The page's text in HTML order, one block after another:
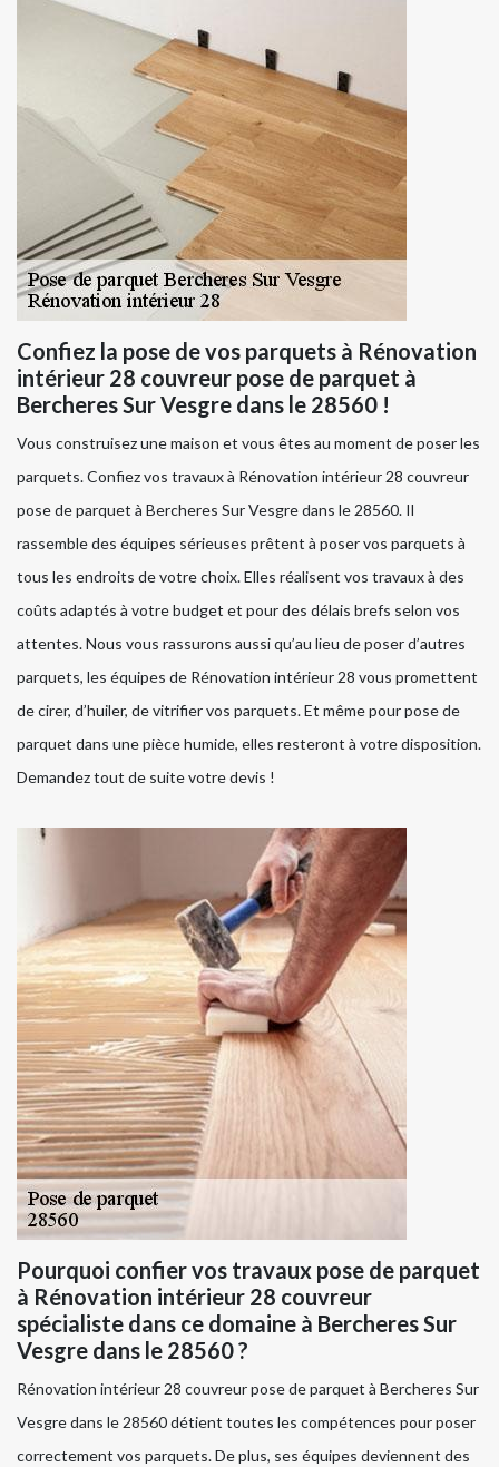
Confiez la pose de vos parquets à Rénovation
intérieur 28 couvreur pose de parquet à
Bercheres Sur Vesgre dans le 28560 !
Vous construisez une maison et vous êtes au moment de poser les
parquets. Confiez vos travaux à Rénovation intérieur 28 couvreur
pose de parquet à Bercheres Sur Vesgre dans le 28560. Il
rassemble des équipes sérieuses prêtent à poser vos parquets à
tous les endroits de votre choix. Elles réalisent vos travaux à des
coûts adaptés à votre budget et pour des délais brefs selon vos
attentes. Nous vous rassurons aussi qu’au lieu de poser d’autres
parquets, les équipes de Rénovation intérieur 28 vous promettent
de cirer, d’huiler, de vitrifier vos parquets. Et même pour pose de
parquet dans une pièce humide, elles resteront à votre disposition.
Demandez tout de suite votre devis !
Pourquoi confier vos travaux pose de parquet
à Rénovation intérieur 28 couvreur
spécialiste dans ce domaine à Bercheres Sur
Vesgre dans le 28560 ?
Rénovation intérieur 28 couvreur pose de parquet à Bercheres Sur
Vesgre dans le 28560 détient toutes les compétences pour poser
correctement vos parquets. De plus, ses équipes deviennent des